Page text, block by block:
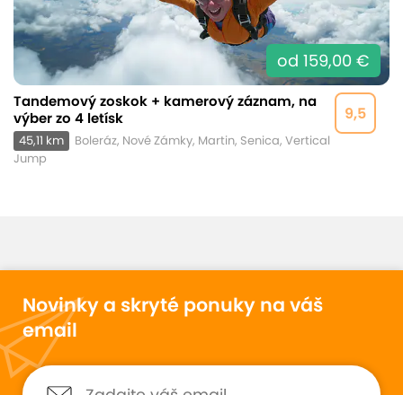
od 159,00 €
9,5
Tandemový zoskok + kamerový záznam, na
výber zo 4 letísk
45,11 km
Boleráz, Nové Zámky, Martin, Senica, Vertical
Jump
Novinky a skryté ponuky na váš
email